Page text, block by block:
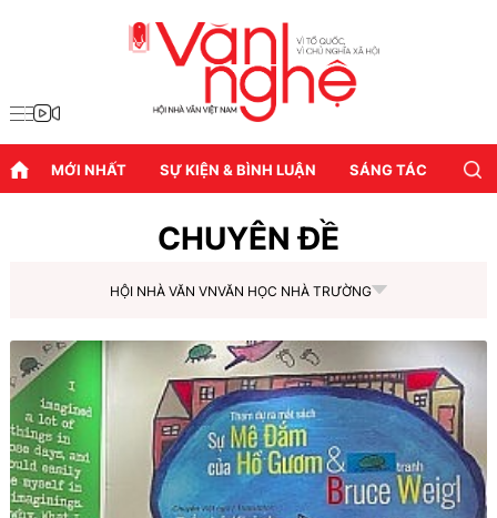
MỚI NHẤT SỰ KIỆN & BÌNH LUẬN SÁNG TÁC
CHUYÊN ĐỀ
HỘI NHÀ VĂN VNVĂN HỌC NHÀ TRƯỜNG